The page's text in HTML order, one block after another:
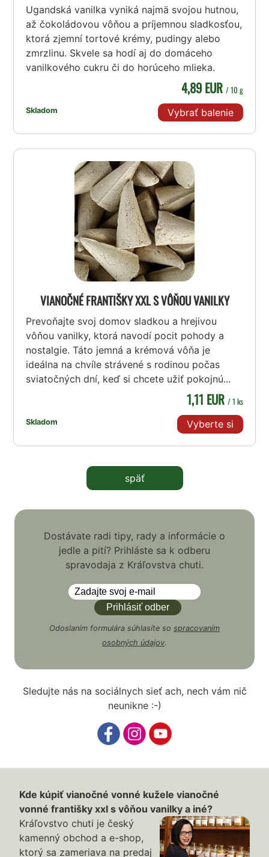
Ugandská vanilka vyniká najmä svojou hutnou,
až čokoládovou vôňou a príjemnou sladkosťou,
ktorá zjemní tortové krémy, pudingy alebo
zmrzlinu. Skvele sa hodí aj do domáceho
vanilkového cukru či do horúceho mlieka.
Skladom
4,89 EUR / 10 g
Vybrať balenie
VIANOČNÉ FRANTIŠKY XXL S VÔŇOU VANILKY
Prevoňajte svoj domov sladkou a hrejivou
vôňou vanilky, ktorá navodí pocit pohody a
nostalgie. Táto jemná a krémová vôňa je
ideálna na chvíle strávené s rodinou počas
sviatočných dní, keď si chcete užiť pokojnú...
Skladom
1,11 EUR / 1 ks
Vyberte si
späť
Dostávate radi tipy, rady a informácie o
jedle a pití? Prihláste sa k odberu
spravodaja z Kráľovstva chuti.
Odoslaním formulára súhlasíte so spracovaním
osobných údajov.
Sledujte nás na sociálnych sieť ach, nech vám nič
neunikne :-)
Kde kúpiť vianočné vonné kužele vianočné
vonné františky xxl s vôňou vanilky a iné?
Kráľovstvo chuti je český
kamenný obchod a e-shop,
ktorý sa zameriava na predaj